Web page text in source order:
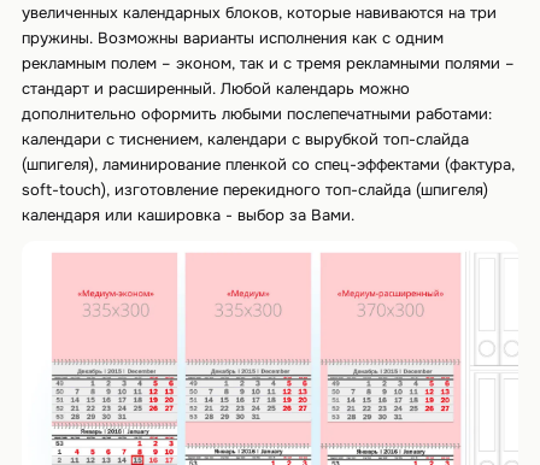
увеличенных календарных блоков, которые навиваются на три
пружины. Возможны варианты исполнения как с одним
рекламным полем – эконом, так и с тремя рекламными полями –
стандарт и расширенный. Любой календарь можно
дополнительно оформить любыми послепечатными работами:
календари с тиснением, календари с вырубкой топ-слайда
(шпигеля), ламинирование пленкой со спец-эффектами (фактура,
soft-touch), изготовление перекидного топ-слайда (шпигеля)
календаря или кашировка - выбор за Вами.